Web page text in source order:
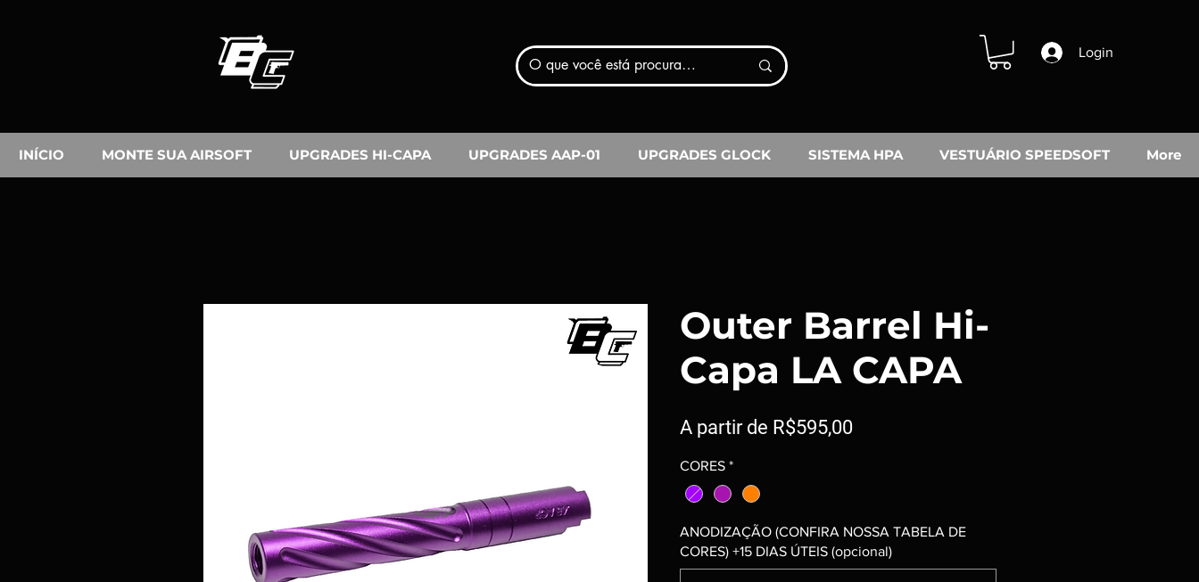
Login
INÍCIO MONTE SUA AIRSOFT UPGRADES HI-CAPA UPGRADES AAP-01 UPGRADES GLOCK SISTEMA HPA VESTUÁRIO SPEEDSOFT More
Outer Barrel Hi-
Capa LA CAPA
A partir de R$595,00Preço
CORES *
ANODIZAÇÃO (CONFIRA NOSSA TABELA DE
CORES) +15 DIAS ÚTEIS (opcional)